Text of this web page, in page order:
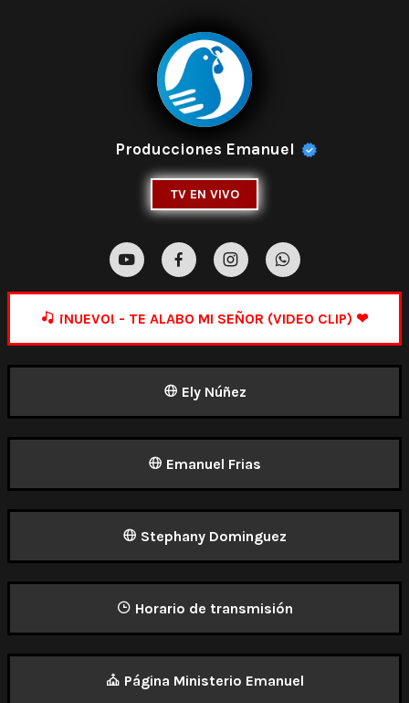
Producciones Emanuel
TV EN VIVO
¡NUEVO! - TE ALABO MI SEÑOR (VIDEO CLIP) ❤
Ely Núñez
Emanuel Frias
Stephany Dominguez
Horario de transmisión
Página Ministerio Emanuel